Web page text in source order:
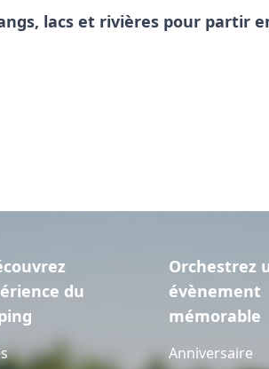
lacs et rivières pour partir
du
Orchestrez
évènement
mémorable
Anniversaire